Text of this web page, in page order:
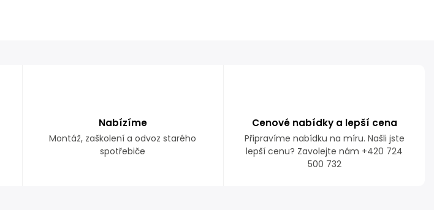
Nabízíme
Montáž, zaškolení a odvoz starého
spotřebiče
Cenové nabídky a lepší cena
Připravíme nabídku na míru. Našli jste
lepší cenu? Zavolejte nám +420 724
500 732